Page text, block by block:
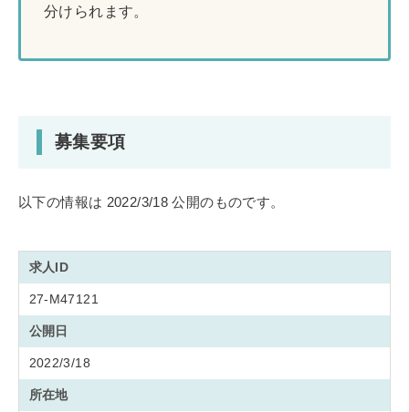
分けられます。
募集要項
以下の情報は 2022/3/18 公開のものです。
求人ID
27-M47121
公開日
2022/3/18
所在地